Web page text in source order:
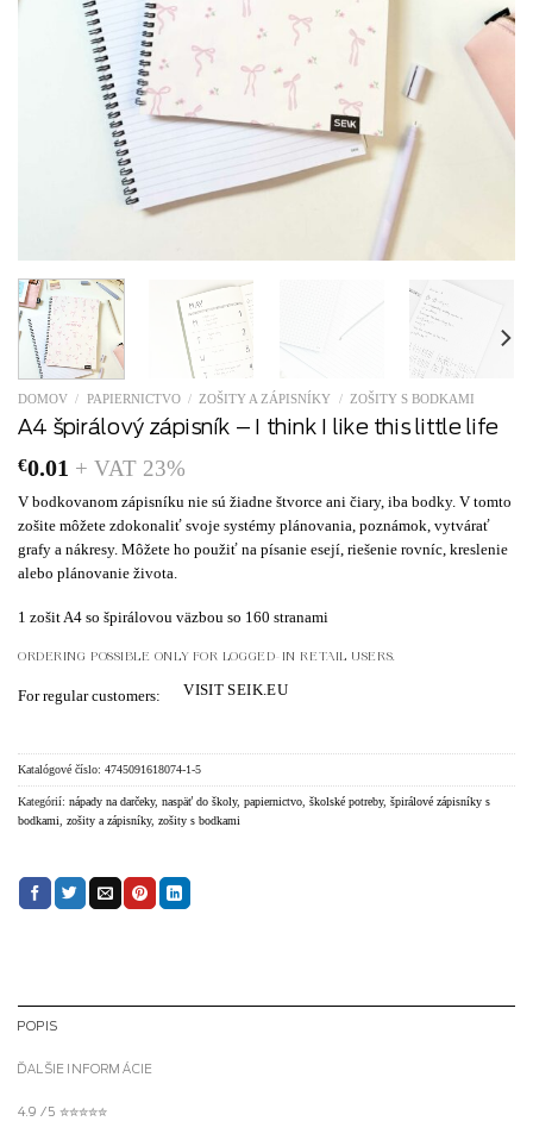
DOMOV / PAPIERNICTVO / ZOŠITY A ZÁPISNÍKY / ZOŠITY S BODKAMI
A4 špirálový zápisník – I think I like this little life
€0.01 + VAT 23%
V bodkovanom zápisníku nie sú žiadne štvorce ani čiary, iba bodky. V tomto
zošite môžete zdokonaliť svoje systémy plánovania, poznámok, vytvárať
grafy a nákresy. Môžete ho použiť na písanie esejí, riešenie rovníc, kreslenie
alebo plánovanie života.
1 zošit A4 so špirálovou väzbou so 160 stranami
ORDERING POSSIBLE ONLY FOR LOGGED-IN RETAIL USERS.
For regular customers: VISIT SEIK.EU
Katalógové číslo: 4745091618074-1-5
Kategórií: nápady na darčeky, naspäť do školy, papiernictvo, školské potreby, špirálové zápisníky s
bodkami, zošity a zápisníky, zošity s bodkami
POPIS
ĎALŠIE INFORMÁCIE
4.9 / 5 ✮✮✮✮✮